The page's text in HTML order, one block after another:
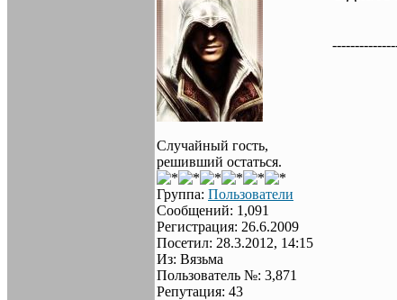
Случайный гость,
решивший остаться.
Группа: Пользователи
Сообщений: 1,091
Регистрация: 26.6.2009
Посетил: 28.3.2012, 14:15
Из: Вязьма
Пользователь №: 3,871
Репутация: 43